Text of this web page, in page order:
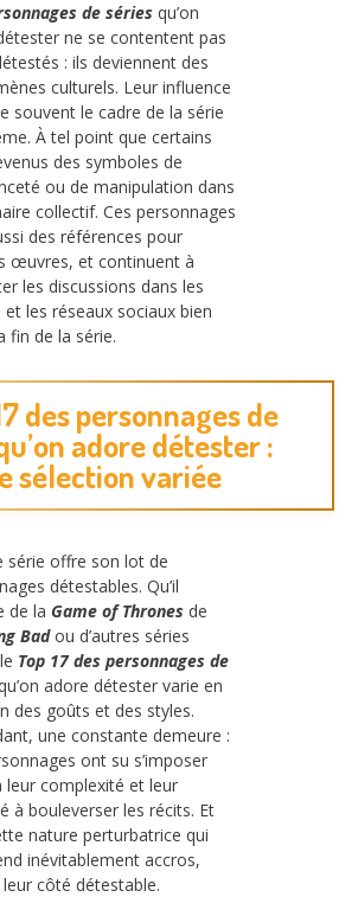
de séries qu’on
ne se contentent pas
: ils deviennent des
culturels. Leur influence
souvent le cadre de la série
À tel point que certains
des symboles de
ou de manipulation dans
collectif. Ces personnages
des références pour
œuvres, et continuent à
les discussions dans les
les réseaux sociaux bien
fin de la série.
des personnages de
adore détester :
sélection variée
série offre son lot de
détestables. Qu’il
de la Game of Thrones de
Badou d’autres séries
Top 17 des personnages de
adore détester varie en
des goûts et des styles.
une constante demeure :
ont su s’imposer
leur complexité et leur
à bouleverser les récits. Et
nature perturbatrice qui
inévitablement accros,
côté détestable.